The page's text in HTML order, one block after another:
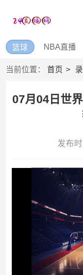
篮球 NBA直播
当前位置： 首页
07月04日世
发布